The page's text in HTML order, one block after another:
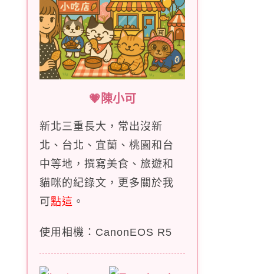
💗陳小可
新北三重長大，常出沒新
北、台北、宜蘭、桃園和台
中等地，撰寫美食、旅遊和
貓咪的紀錄文，更多關於我
可點這 。
使用相機：CanonEOS R5